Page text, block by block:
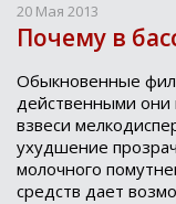
20 Мая 2013
Почему в
Обыкновенные
действенными они
взвеси
ухудшение
молочного
средств дает